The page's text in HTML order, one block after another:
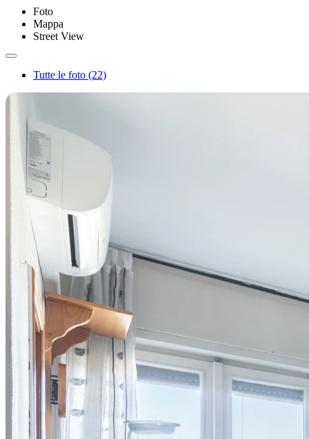
Foto
Mappa
Street View
Tutte le foto (22)